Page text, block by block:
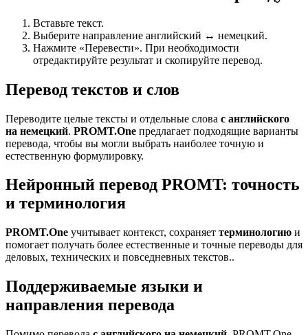
Вставьте текст.
Выберите направление английский ↔ немецкий.
Нажмите «Перевести». При необходимости
отредактируйте результат и скопируйте перевод.
Перевод текстов и слов
Переводите целые тексты и отдельные слова с английского
на немецкий. PROMT.One предлагает подходящие варианты
перевода, чтобы вы могли выбрать наиболее точную и
естественную формулировку.
Нейронный перевод PROMT: точность
и терминология
PROMT.One учитывает контекст, сохраняет терминологию и
помогает получать более естественные и точные переводы для
деловых, технических и повседневных текстов..
Поддерживаемые языки и
направления перевода